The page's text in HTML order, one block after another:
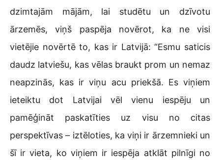
dzimtajām mājām, lai studētu un dzīvotu
ārzemēs, viņš paspēja novērot, ka ne visi
vietējie novērtē to, kas ir Latvijā: “Esmu saticis
daudz latviešu, kas vēlas braukt prom un nemaz
neapzinās, kas ir viņu acu priekšā. Es viņiem
ieteiktu dot Latvijai vēl vienu iespēju un
pamēģināt paskatīties uz visu no citas
perspektīvas – iztēloties, ka viņi ir ārzemnieki un
šī ir vieta, ko viņiem ir iespēja atklāt pilnīgi no